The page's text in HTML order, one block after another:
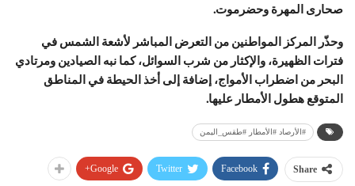
صحارى المهرة وحضرموت.
وحذّر المركز المواطنين من التعرض المباشر لأشعة الشمس في
فترات الظهيرة، والإكثار من شرب السوائل، كما نبه الصيادين ومرتادي
البحر من اضطراب الأمواج، إضافة إلى أخذ الحيطة في المناطق
المتوقع هطول الأمطار عليها.
#الأرصاد #الأمطار #طقس_اليمن
Share
Facebook
Twitter
Google+